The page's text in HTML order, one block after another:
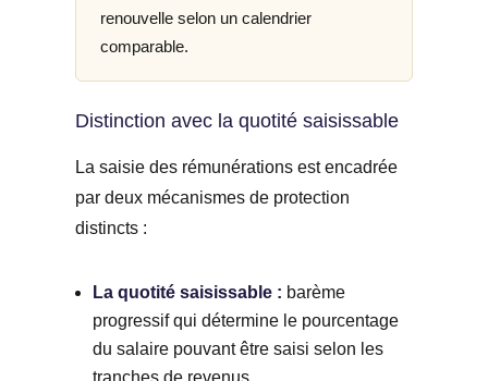
renouvelle selon un calendrier
comparable.
Distinction avec la quotité saisissable
La saisie des rémunérations est encadrée
par deux mécanismes de protection
distincts :
La quotité saisissable : barème
progressif qui détermine le pourcentage
du salaire pouvant être saisi selon les
tranches de revenus